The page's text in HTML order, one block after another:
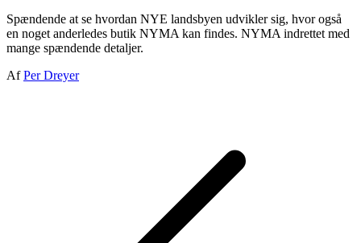
Spændende at se hvordan NYE landsbyen udvikler sig, hvor også
en noget anderledes butik NYMA kan findes. NYMA indrettet med
mange spændende detaljer.
AfPer Dreyer